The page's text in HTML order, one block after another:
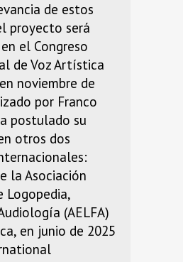
de estos
proyecto será
el Congreso
de Voz Artística
noviembre de
por Franco
postulado su
otros dos
la Asociación
Logopedia,
(AELFA)
en junio de 2025